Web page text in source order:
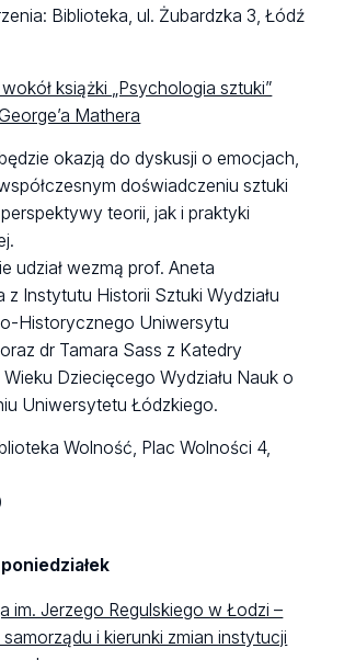
Biblioteka, ul. Żubardzka 3, Łódź
książki „Psychologia sztuki”
Mathera
okazją do dyskusji o emocjach,
doświadczeniu sztuki
teorii, jak i praktyki
udział wezmą prof. Aneta
z Instytutu Historii Sztuki Wydziału
Historycznego Uniwersytu
dr Tamara Sass z Katedry
Dziecięcego Wydziału Nauk o
Uniwersytetu Łódzkiego.
Wolność, Plac Wolności 4,
im. Jerzego Regulskiego w Łodzi –
i kierunki zmian instytucji